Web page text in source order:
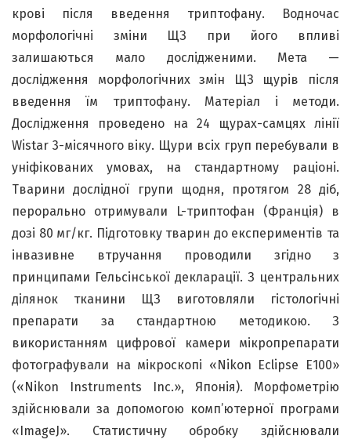
крові після введення триптофану. Водночас
морфологічні зміни ЩЗ при його впливі
залишаються мало дослідженими. Мета —
дослідження морфологічних змін ЩЗ щурів після
введення їм триптофану. Матеріал і методи.
Дослідження проведено на 24 щурах-самцях лінії
Wistar 3-місячного віку. Щури всіх груп перебували в
уніфікованих умовах, на стандартному раціоні.
Тварини дослідної групи щодня, протягом 28 діб,
перорально отримували L-триптофан (Франція) в
дозі 80 мг/кг. Підготовку тварин до експериментів та
інвазивне втручання проводили згідно з
принципами Гельсінської декларації. З центральних
ділянок тканини ЩЗ виготовляли гістологічні
препарати за стандартною методикою. З
використанням цифрової камери мікропрепарати
фотографували на мікроскопі «Nikon Eclipse E100»
(«Nikon Instruments Inc.», Японія). Морфометрію
здійснювали за допомогою комп’ютерної програми
«ImageJ». Статистичну обробку здійснювали